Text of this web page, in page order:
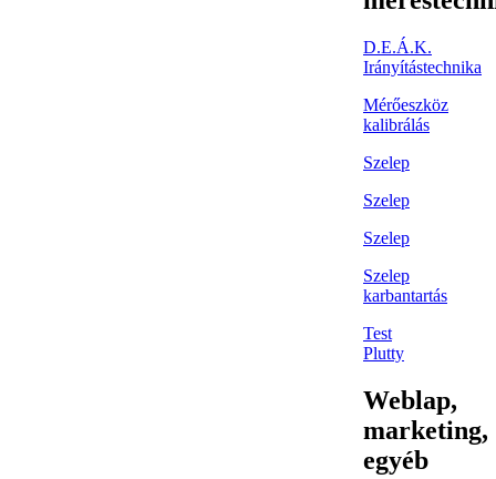
D.E.Á.K.
Irányítástechnika
Mérőeszköz
kalibrálás
Szelep
Szelep
Szelep
Szelep
karbantartás
Test
Plutty
Weblap,
marketing,
egyéb